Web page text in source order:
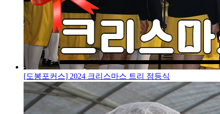
[도봉포커스] 2024 크리스마스 트리 점등식